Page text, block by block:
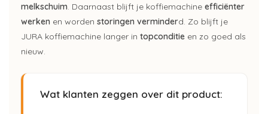
melkschuim. Daarnaast blijft je koffiemachine efficiënter
werken en worden storingen verminderd. Zo blijft je
JURA koffiemachine langer in topconditie en zo goed als
nieuw.
Wat klanten zeggen over dit product: